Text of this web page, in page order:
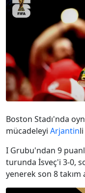
Boston Stadı'nda
mücadeleyi Arjantin
I Grubu'ndan 9
turunda İsveç'i 3-0,
yenerek son 8 takım